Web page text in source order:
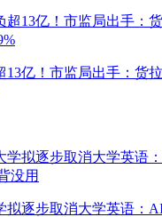
13亿！市监局出手：货
拟逐步取消大学英语：